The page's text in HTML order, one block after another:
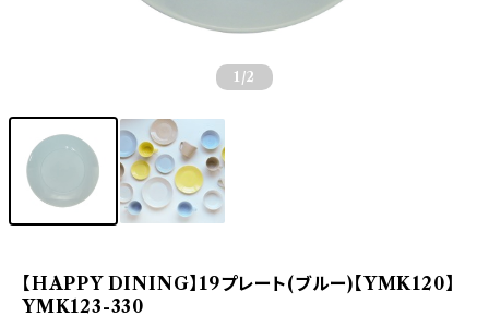
1 /2
【HAPPY DINING】19プレート(ブルー)【YMK120】
YMK123-330